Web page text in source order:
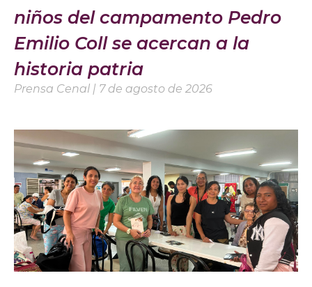
niños del campamento Pedro
Emilio Coll se acercan a la
historia patria
Prensa Cenal 7 de agosto de 2026